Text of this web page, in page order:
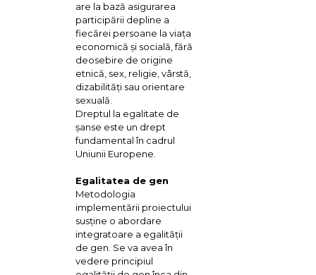
are la bază asigurarea
participării depline a
fiecărei persoane la viața
economică și socială, fără
deosebire de origine
etnică, sex, religie, vârstă,
dizabilități sau orientare
sexuală.
Dreptul la egalitate de
şanse este un drept
fundamental în cadrul
Uniunii Europene.
Egalitatea de gen
Metodologia
implementării proiectului
susţine o abordare
integratoare a egalităţii
de gen. Se va avea în
vedere principiul